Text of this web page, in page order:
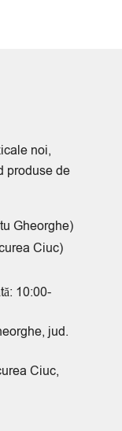
noi,
produse de
Gheorghe)
Ciuc)
10:00-
jud.
Ciuc,